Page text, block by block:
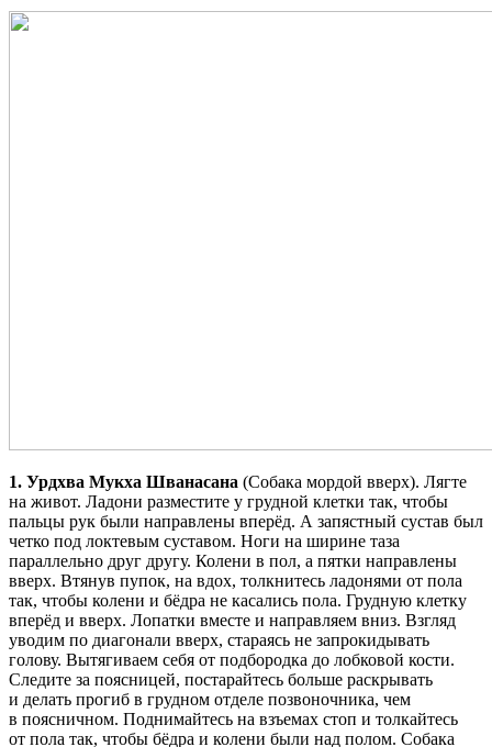
1. Урдхва Мукха Шванасана (Собака мордой вверх). Лягте
на живот. Ладони разместите у грудной клетки так, чтобы
пальцы рук были направлены вперёд. А запястный сустав был
четко под локтевым суставом. Ноги на ширине таза
параллельно друг другу. Колени в пол, а пятки направлены
вверх. Втянув пупок, на вдох, толкнитесь ладонями от пола
так, чтобы колени и бёдра не касались пола. Грудную клетку
вперёд и вверх. Лопатки вместе и направляем вниз. Взгляд
уводим по диагонали вверх, стараясь не запрокидывать
голову. Вытягиваем себя от подбородка до лобковой кости.
Следите за поясницей, постарайтесь больше раскрывать
и делать прогиб в грудном отделе позвоночника, чем
в поясничном. Поднимайтесь на взъемах стоп и толкайтесь
от пола так, чтобы бёдра и колени были над полом. Собака